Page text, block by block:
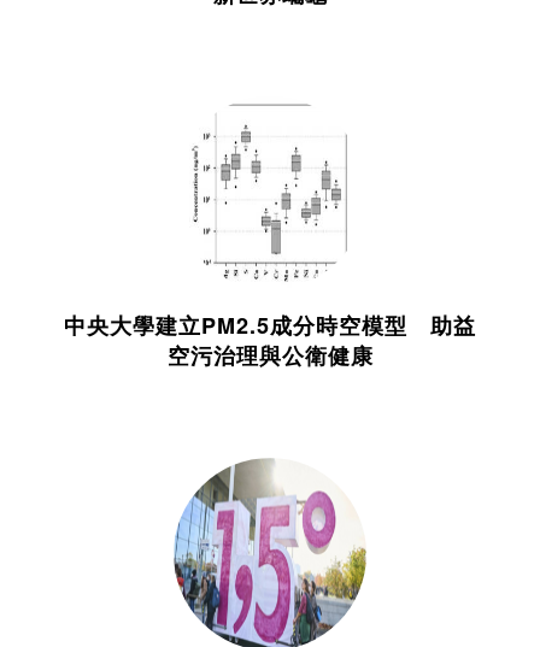
中央大學建立PM2.5成分時空模型 助益
空污治理與公衛健康